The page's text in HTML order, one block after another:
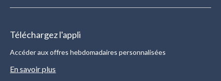
Téléchargez l'appli
Accéder aux offres hebdomadaires personnalisées
En savoir plus